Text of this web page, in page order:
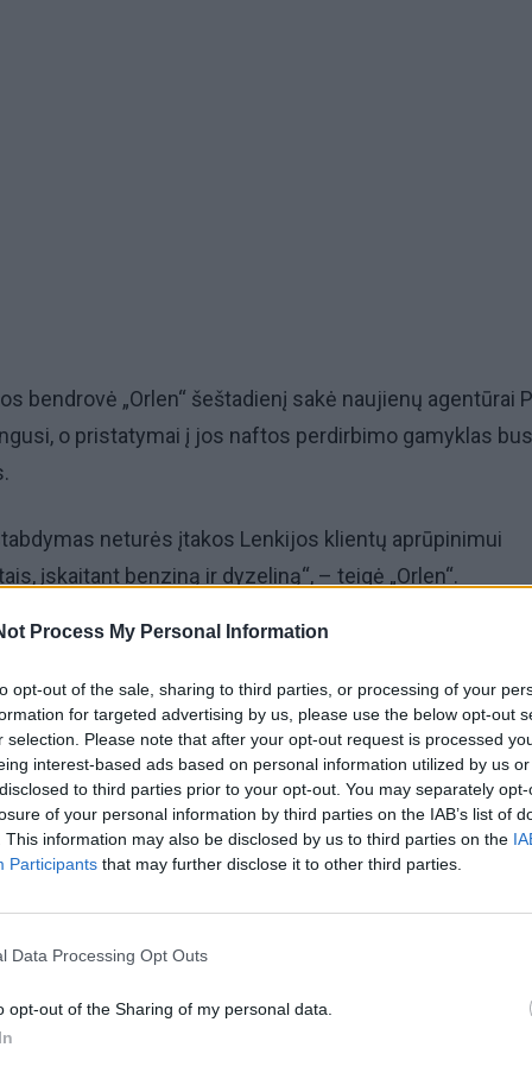
Process My Personal Information
opt-out of the sale, sharing to third parties, or processing of your
for targeted advertising by us, please use the below opt-out
selection. Please note that after your opt-out request is processed
interest-based ads based on personal information utilized by us
to third parties prior to your opt-out. You may separately
of your personal information by third parties on the IAB’s list of
This information may also be disclosed by us to third parties on the
Participants that may further disclose it to other third parties.
Data Processing Opt Outs
opt-out of the Sharing of my personal data.
bendrovė „Orlen“ šeštadienį sakė naujienų agentūrai
o pristatymai į jos naftos perdirbimo gamyklas bus
neturės įtakos Lenkijos klientų aprūpinimui
įskaitant benziną ir dyzeliną“, – teigė „Orlen“.
nafta tenkino tik apie 10 proc. „Orlen“ poreikių,
nusprendė nepratęsti ankstesnės sutarties su
„Rosneft“.
tiekimas buvo vykdomas tik vamzdynu ir jam nebuvo
sankcijos.